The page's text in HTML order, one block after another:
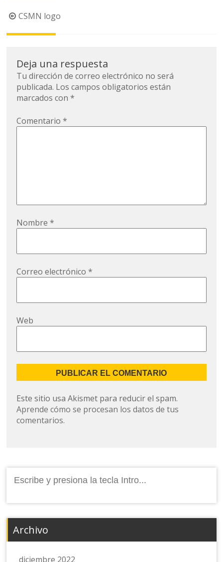
Navegación
de
CSMN logo
Deja una respuesta
Tu dirección de correo electrónico no será
publicada. Los campos obligatorios están
marcados con*
Comentario*
Nombre*
Correo electrónico*
Web
Este sitio usa Akismet para reducir el spam.
Aprende cómo se procesan los datos de tus
comentarios.
Archivo
diciembre 2022